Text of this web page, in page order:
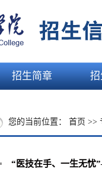
招生简章
您的当前位置： 首页 >>
“医技在手、一生无